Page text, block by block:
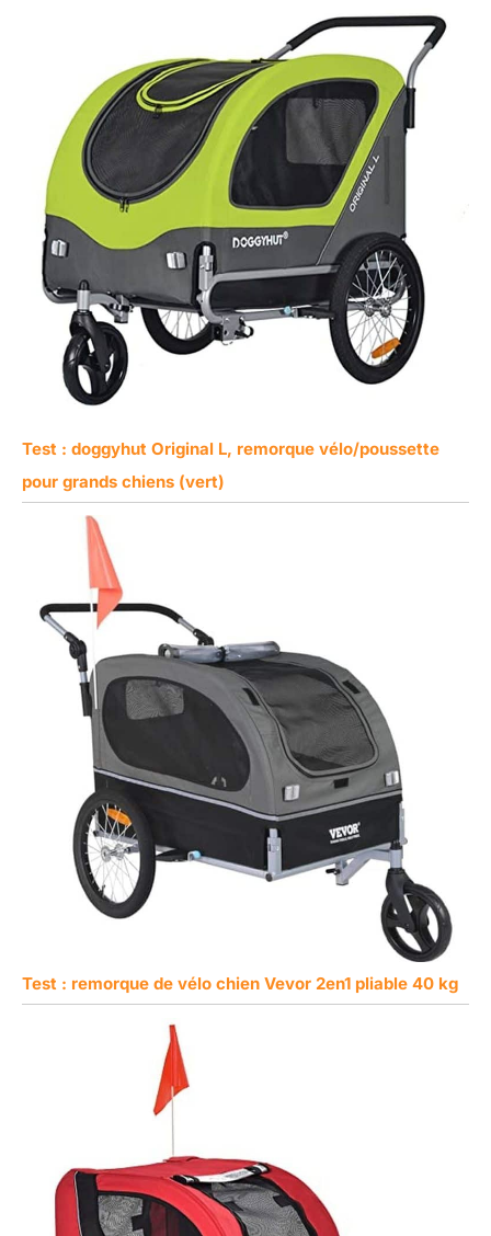
Test : doggyhut Original L, remorque vélo/poussette
pour grands chiens (vert)
Test : remorque de vélo chien Vevor 2en1 pliable 40 kg